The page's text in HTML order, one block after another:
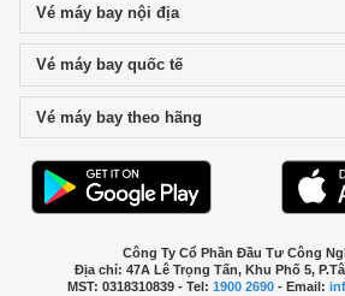
Vé máy bay nội địaclick to expand
Vé máy bay quốc tếclick to expand
Vé máy bay theo hãng
Công Ty Cổ Phần Đầu Tư Công
Địa chỉ: 47A Lê Trọng Tấn, Khu Phố 5,
MST: 0318310839 - Tel: 1900 2690- Email: